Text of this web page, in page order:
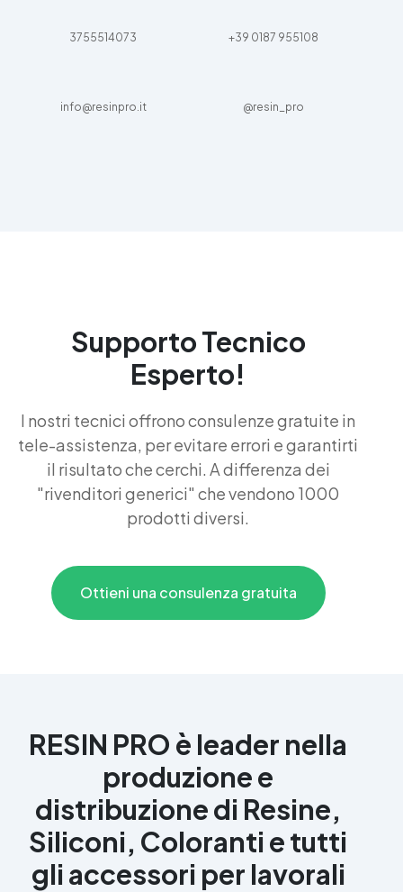
3755514073 +39 0187 955108
info@resinpro.it @resin_pro
Supporto Tecnico
Esperto!
I nostri tecnici offrono consulenze gratuite in
tele-assistenza, per evitare errori e garantirti
il risultato che cerchi. A differenza dei
"rivenditori generici" che vendono 1000
prodotti diversi.
Ottieni una consulenza gratuita
RESIN PRO è leader nella
produzione e
distribuzione di Resine,
Siliconi, Coloranti e tutti
gli accessori per lavorali